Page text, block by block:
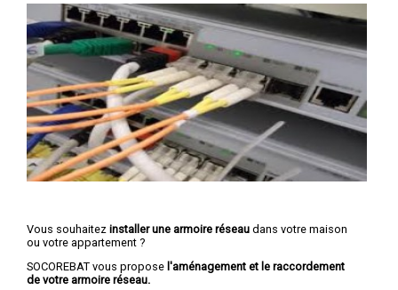
Vous souhaitez installer une armoire réseau dans votre maison
ou votre appartement ?
SOCOREBAT vous propose l'aménagement et le raccordement
de votre armoire réseau.